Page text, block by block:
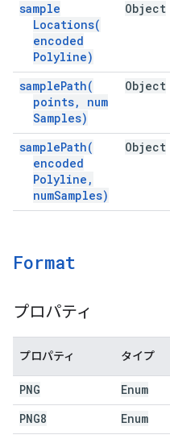
sample
Locations(
encoded
Polyline)
Object
samplePath(
points,
num
Samples)
Object
samplePath(
encoded
Polyline ,
numSamples)
Object
Format
プロパティ
プロパティ タイプ
PNG Enum
PNG8 Enum